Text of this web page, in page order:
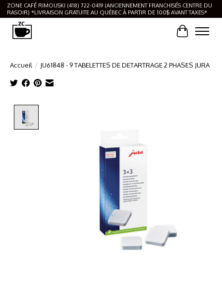
ZONE CAFÉ RIMOUSKI (418) 722-0419 (ANCIENNEMENT FRANCHISÉS CENTRE DU
RASOIR) *LIVRAISON GRATUITE AU QUÉBEC À PARTIR DE 100$ AVANT TAXES*
Panier
Accueil / JU61848 - 9 TABELETTES DE DETARTRAGE 2 PHASES JURA